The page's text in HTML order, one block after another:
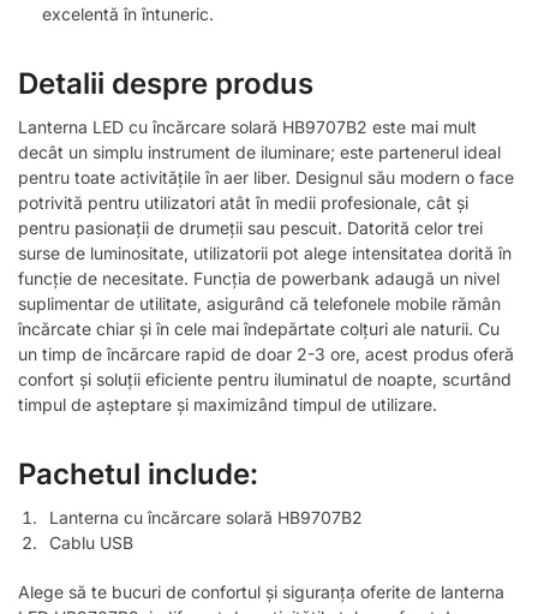
excelentă în întuneric.
Detalii despre produs
Lanterna LED cu încărcare solară HB9707B2 este mai mult
decât un simplu instrument de iluminare; este partenerul ideal
pentru toate activitățile în aer liber. Designul său modern o face
potrivită pentru utilizatori atât în medii profesionale, cât și
pentru pasionații de drumeții sau pescuit. Datorită celor trei
surse de luminositate, utilizatorii pot alege intensitatea dorită în
funcție de necesitate. Funcția de powerbank adaugă un nivel
suplimentar de utilitate, asigurând că telefonele mobile rămân
încărcate chiar și în cele mai îndepărtate colțuri ale naturii. Cu
un timp de încărcare rapid de doar 2-3 ore, acest produs oferă
confort și soluții eficiente pentru iluminatul de noapte, scurtând
timpul de așteptare și maximizând timpul de utilizare.
Pachetul include:
Lanterna cu încărcare solară HB9707B2
Cablu USB
Alege să te bucuri de confortul și siguranța oferite de lanterna